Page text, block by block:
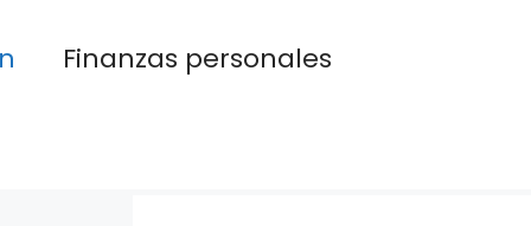
Finanzas personales